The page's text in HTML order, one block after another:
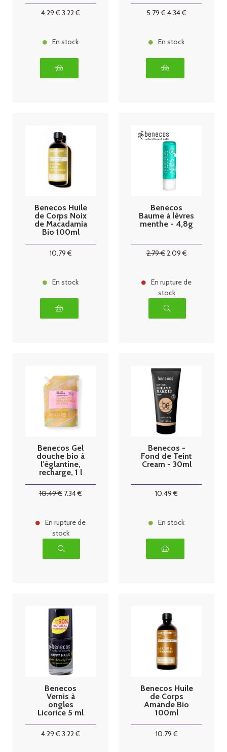
4.29€3.22€
En stock
5.79€4.34€
En stock
Benecos Huile
de Corps Noix
de Macadamia
Bio 100ml
10.79€
En stock
Benecos
Baume à lèvres
menthe - 4,8g
2.79€2.09€
En rupture de
stock
Benecos Gel
douche bio à
l'églantine,
recharge, 1 l
10.49€ 7.34€
En rupture de
stock
Benecos -
Fond de Teint
Cream - 30ml
10.49 €
En stock
Benecos
Vernis à
ongles
Licorice 5 ml
4.29€3.22€
Benecos Huile
de Corps
Amande Bio
100ml
10.79€